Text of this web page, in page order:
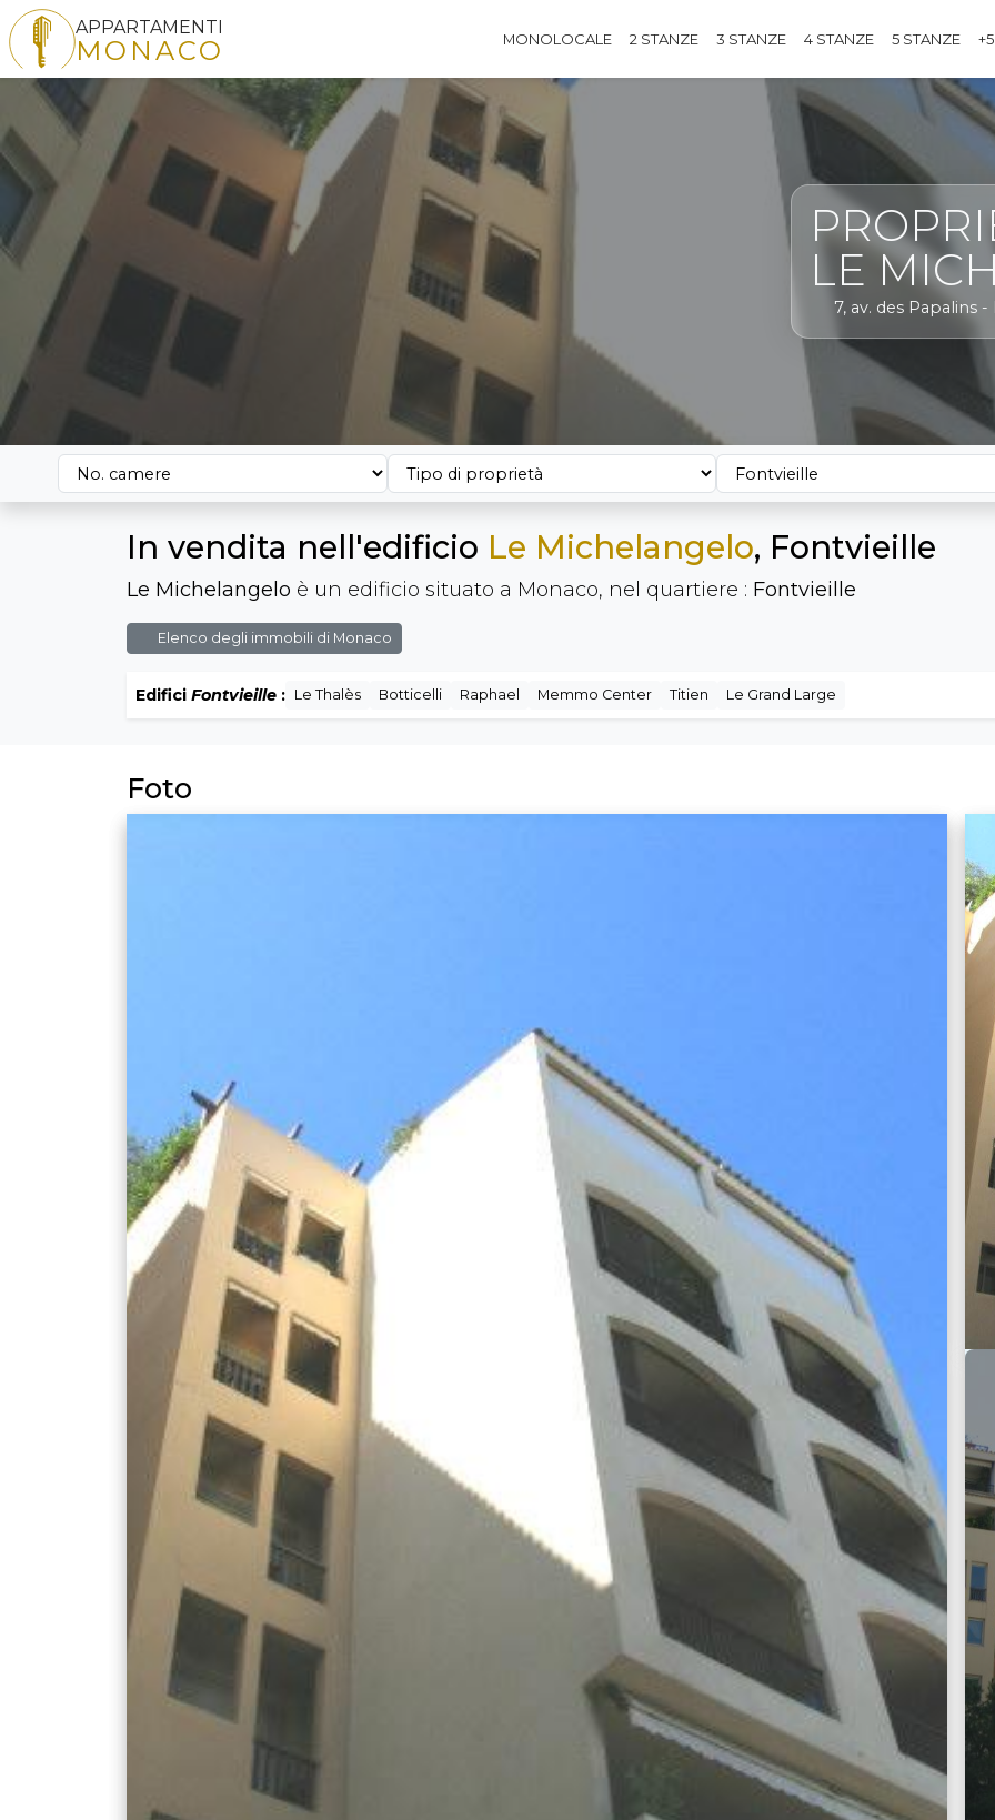
APPARTAMENTI
MONACO MONOLOCALE 2 STANZE 3 STANZE 4 STANZE 5 STANZE
LE
7, av. des Papalins
In vendita nell'edificio Le Michelangelo, Fontvieille
Le Michelangelo è un edificio situato a Monaco, nel quartiere : Fontvieille
Elenco degli immobili di Monaco
Edifici Fontvieille : Le Thalès Botticelli Raphael Memmo Center Titien Le Grand Large
Foto